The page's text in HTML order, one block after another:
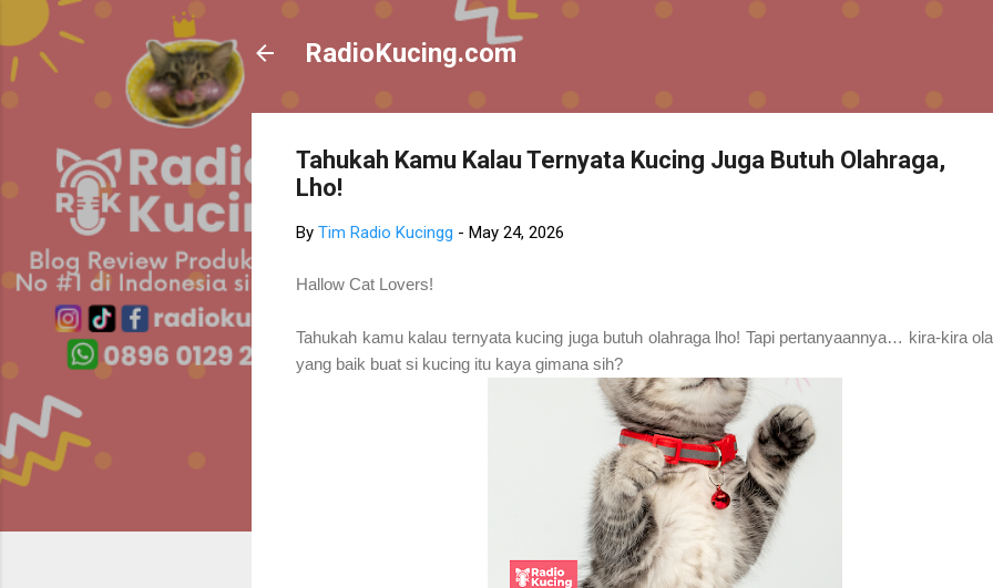
RadioKucing.com
Tahukah Kamu Kalau Ternyata Kucing Juga Butuh Olahraga,
Lho!
By Tim Radio Kucingg - May 24, 2026
Hallow Cat Lovers!
Tahukah kamu kalau ternyata kucing juga butuh olahraga lho! Tapi pertanyaannya… kira-kira
yang baik buat si kucing itu kaya gimana sih?